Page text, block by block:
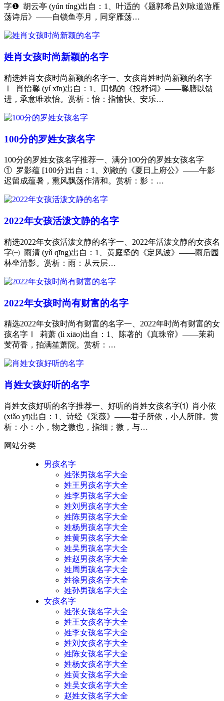
字❶ 胡云亭 (yún tíng)出自：1、叶适的《题郭希吕刘咏道游雁
荡诗后》——自锁鱼亭月，同穿雁荡…
姓肖女孩时尚新颖的名字
精选姓肖女孩时尚新颖的名字一、女孩肖姓时尚新颖的名字
Ⅰ 肖怡馨 (yí xīn)出自：1、田锡的《投杼词》——馨膳以馈
进，承意唯欢怡。赏析：怡：指愉快、安乐…
100分的罗姓女孩名字
100分的罗姓女孩名字推荐一、满分100分的罗姓女孩名字
① 罗影蕴 [100分]出自：1、刘敞的《夏日上府公》——午影
迟留成蕴暑，熏风飘荡作清和。赏析：影：…
2022年女孩活泼文静的名字
精选2022年女孩活泼文静的名字一、2022年活泼文静的女孩名
字㈠ 雨清 (yǔ qīng)出自：1、黄庭坚的《定风波》——雨后园
林坐清影。赏析：雨：从云层…
2022年女孩时尚有财富的名字
精选2022年女孩时尚有财富的名字一、2022年时尚有财富的女
孩名字Ⅰ 莉萧 (lì xiāo)出自：1、陈著的《真珠帘》——茉莉
芰荷香，拍满笙萧院。赏析：…
肖姓女孩好听的名字
肖姓女孩好听的名字推荐一、好听的肖姓女孩名字⑴ 肖小依
(xiǎo yī)出自：1、诗经《采薇》——君子所依，小人所腓。赏
析：小：小，物之微也，指细；微，与…
网站分类
男孩名字
姓张男孩名字大全
姓王男孩名字大全
姓李男孩名字大全
姓刘男孩名字大全
姓陈男孩名字大全
姓杨男孩名字大全
姓黄男孩名字大全
姓吴男孩名字大全
姓赵男孩名字大全
姓周男孩名字大全
姓徐男孩名字大全
姓孙男孩名字大全
女孩名字
姓张女孩名字大全
姓王女孩名字大全
姓李女孩名字大全
姓刘女孩名字大全
姓陈女孩名字大全
姓杨女孩名字大全
姓黄女孩名字大全
姓吴女孩名字大全
赵姓女孩名字大全